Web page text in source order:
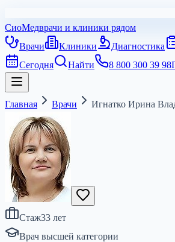
СиоМедврачи и клиники рядом
Врачи
Клиники Диагностика
Сегодня
Найти 8 800 300 39 98
Главная Врачи Игнатко Ирина
Стаж33 лет
Врач высшей категории